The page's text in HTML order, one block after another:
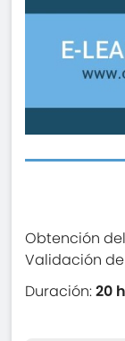
Obtención
Validación
Duración:20